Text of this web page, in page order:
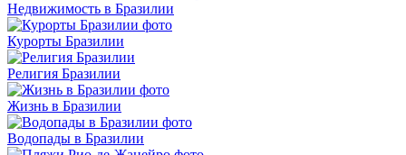
Недвижимость в Бразилии
Курорты Бразилии
Религия Бразилии
Жизнь в Бразилии
Водопады в Бразилии